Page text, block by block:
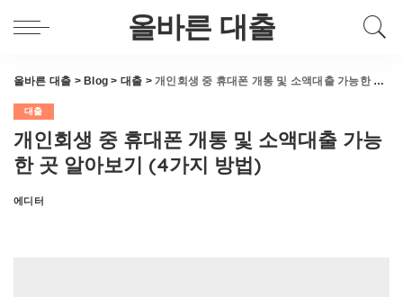
올바른 대출
올바른 대출 > Blog > 대출 >개인회생 중 휴대폰 개통 및 소액대출 가능한 곳 알아보기 (4가지 방법)
대출
개인회생 중 휴대폰 개통 및 소액대출 가능
한 곳 알아보기 (4가지 방법)
Posted
에디터